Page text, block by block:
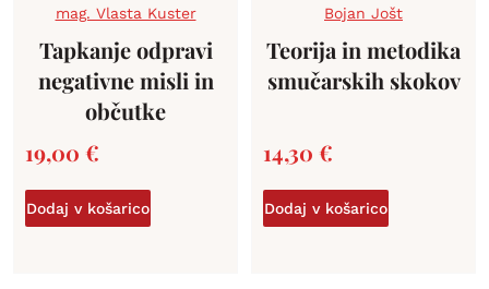
mag. Vlasta Kuster
Tapkanje odpravi
negativne misli in
občutke
19,00 €
Dodaj v košarico
Bojan Jošt
Teorija in metodika
smučarskih skokov
14,30 €
Dodaj v košarico